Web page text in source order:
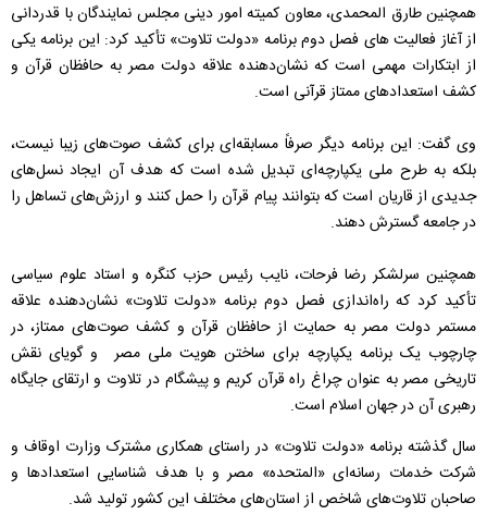
همچنین طارق المحمدی، معاون کمیته امور دینی مجلس نمایندگان با قدردانی
از آغاز فعالیت های فصل دوم برنامه «دولت تلاوت» تأکید کرد: این برنامه یکی
از ابتکارات مهمی است که نشان‌دهنده علاقه دولت مصر به حافظان قرآن و
کشف استعدادهای ممتاز قرآنی است.
وی گفت: این برنامه دیگر صرفاً مسابقه‌ای برای کشف صوت‌های زیبا نیست،
بلکه به طرح ملی یکپارچه‌ای تبدیل شده است که هدف آن ایجاد نسل‌های
جدیدی از قاریان است که بتوانند پیام قرآن را حمل کنند و ارزش‌های تساهل را
در جامعه گسترش دهند.
همچنین سرلشکر رضا فرحات، نایب رئیس حزب کنگره و استاد علوم سیاسی
تأکید کرد که راه‌اندازی فصل دوم برنامه «دولت تلاوت» نشان‌دهنده علاقه
مستمر دولت مصر به حمایت از حافظان قرآن و کشف صوت‌های ممتاز، در
چارچوب یک برنامه یکپارچه برای ساختن هویت ملی مصر و گویای نقش
تاریخی مصر به عنوان چراغ راه قرآن کریم و پیشگام در تلاوت و ارتقای جایگاه
رهبری آن در جهان اسلام است.
سال گذشته برنامه «دولت تلاوت» در راستای همکاری مشترک وزارت اوقاف و
شرکت خدمات رسانه‌ای «المتحده» مصر و با هدف شناسایی استعدادها و
صاحبان تلاوت‌های شاخص از استان‌های مختلف این کشور تولید شد.